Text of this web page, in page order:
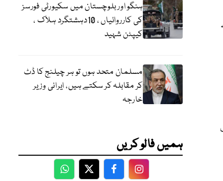
10 منٹ
ہنگو اور بلوچستان میں سکیورٹی فورسز
کی کارروائیاں ، 10دہشتگرد ہلاک ،
کیپٹن شہید
مسلمان متحد ہوں تو ہر چیلنج کا ڈٹ
کر مقابلہ کر سکتے ہیں، ایرانی وزیر
خارجہ
ہمیں فالو کریں
WhatsApp
TwitterFacebookFacebook